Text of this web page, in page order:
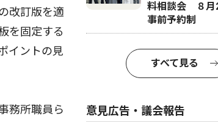
改訂版を適
を固定する
イントの見
務所職員ら
料相談会 ８月
事前予約制
すべて見る
意見広告・議会報告